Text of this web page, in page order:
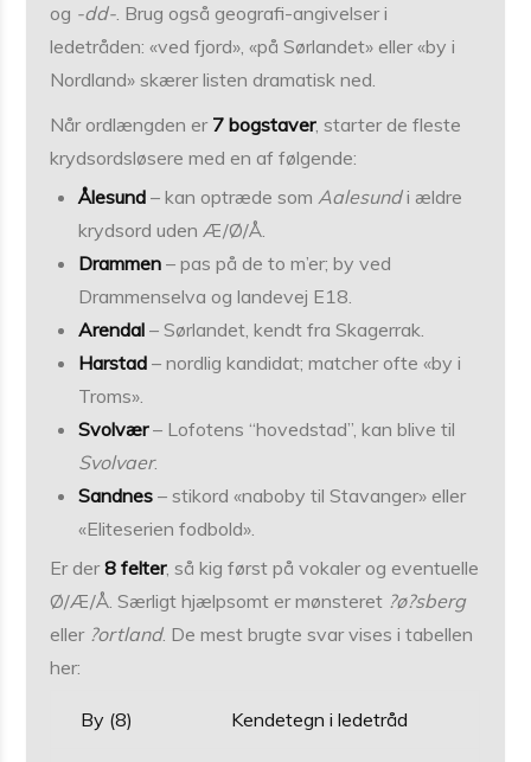
og -dd-. Brug også geografi-angivelser i
ledetråden: «ved fjord», «på Sørlandet» eller «by i
Nordland» skærer listen dramatisk ned.
Når ordlængden er 7 bogstaver, starter de fleste
krydsordsløsere med en af følgende:
Ålesund – kan optræde somAalesundi ældre
krydsord uden Æ/Ø/Å.
Drammen – pas på de to m’er; by ved
Drammenselva og landevej E18.
Arendal – Sørlandet, kendt fra Skagerrak.
Harstad – nordlig kandidat; matcher ofte «by i
Troms».
Svolvær– Lofotens “hovedstad”, kan blive til
Svolvaer.
Sandnes – stikord «naboby til Stavanger» eller
«Eliteserien fodbold».
Er der8 felter, så kig først på vokaler og eventuelle
Ø/Æ/Å. Særligt hjælpsomt er mønsteret ?ø?sberg
eller ?ortland. De mest brugte svar vises i tabellen
her:
By (8) Kendetegn i ledetråd